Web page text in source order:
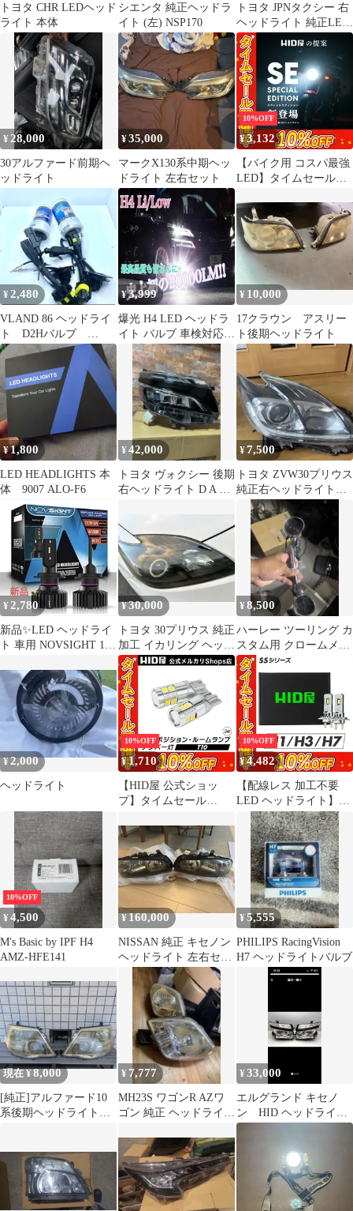
トヨタ CHR LEDヘッド
ライト 本体
シエンタ 純正ヘッドラ
イト (左) NSP170
トヨタ JPNタクシー 右
ヘッドライト 純正LED
プロジェクター ステー
破損あり
¥ 28,000
30アルファード前期ヘ
ッドライト
¥35,000
マークX130系中期ヘッ
ドライト 左右セット
10%OFF
¥3,132
【バイク用 コスパ最強
LED】タイムセール
【HID屋 公式ショッ
プ】ヘッドライト H4
H7 バルブ 1灯 SE スペ
シャルエディション ス
テルス仕様 コンパクト
ハイパワー 18300cd ホ
ワイト ハロゲン色 送料
無料/車検対応
¥2,480
VLAND 86 ヘッドライ
ト D2Hバルブ
USEKA
¥3,999
爆光 H4 LED ヘッドラ
イト バルブ 車検対応
HI LOW 車 バイク
¥ 10,000
17クラウン アスリー
ト後期ヘッドライト
¥1,800
LED HEADLIGHTS 本
体 9007 ALO-F6
¥42,000
トヨタ ヴォクシー 後期
右ヘッドライト D A A
¥7,500
トヨタ ZVW30プリウス
純正右ヘッドライト
KOITO 47-52
¥ 2,780
新品✨LED ヘッドライ
ト 車用 NOVSIGHT 150
¥30,000
トヨタ 30プリウス 純正
加工 イカリング ヘッド
ライト
¥8,500
ハーレー ツーリング カ
スタム用 クロームメッ
キ デュアルヘッドライ
ト 本体
¥2,000
ヘッドライト
10%OFF
¥1,710
【HID屋 公式ショッ
プ】タイムセール
送！】LED T10 ポジシ
ョン 400lm ホワイト ア
クアホワイト 省エネ 広
拡散レンズ9連LED バ
ックランプ ナンバー灯
ルームランプ 2個セッ
ト 送料無料/車検対応/
安心保証/即日発送
10%OFF
¥4,482
【配線レス 加工不要
LED ヘッドライト】タ
イムセール10%OFF！
即日発送！【HID屋 公
式ショップ】 SSシリー
ズ H1 H3 H7 爆光 バル
ブ コンパクト設計
12V/24V ホワイト 満足
できる明るさ 送料無料/
安心2年保証/車検対応
10%OFF
¥4,500
M's Basic by IPF H4
AMZ-HFE141
¥160,000
NISSAN 純正 キセノン
ヘッドライト 左右セッ
¥5,555
PHILIPS RacingVision
H7 ヘッドライトバルブ
現在 ¥8,000
[純正]アルファード10
系後期ヘッドライトユ
¥ 7,777
MH23S ワゴンR AZワ
ゴン 純正 ヘッドライト
ト
¥33,000
エルグランド キセノ
ン HID ヘッドライト
KOITO 100-23008